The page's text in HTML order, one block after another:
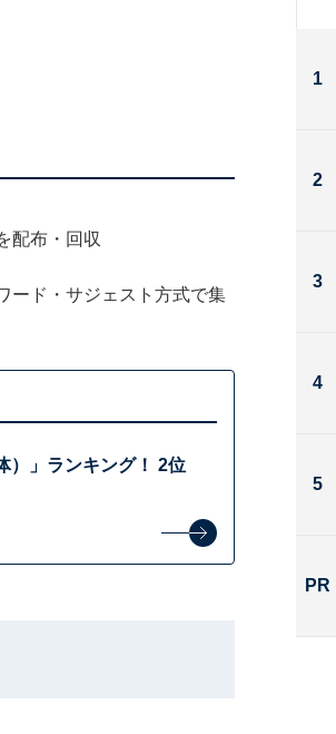
配布・回収
ード・サジェスト方式で集
）」ランキング！ 2位
1
2
3
4
5
PR